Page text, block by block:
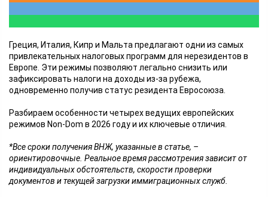
Греция, Италия, Кипр и Мальта предлагают одни из самых
привлекательных налоговых программ для нерезидентов в
Европе. Эти режимы позволяют легально снизить или
зафиксировать налоги на доходы из-за рубежа,
одновременно получив статус резидента Евросоюза.
Разбираем особенности четырех ведущих европейских
режимов Non-Dom в 2026 году и их ключевые отличия.
*Все сроки получения ВНЖ, указанные в статье, –
ориентировочные. Реальное время рассмотрения зависит от
индивидуальных обстоятельств, скорости проверки
документов и текущей загрузки иммиграционных служб.